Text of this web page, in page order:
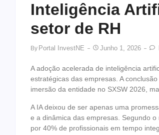
Inteligência
setor de RH
By Portal InvestNE Junho 1, 2026
A adoção acelerada de inteligência
estratégicas das empresas. A
imersão da entidade no SXSW 2026,
A IA deixou de ser apenas uma
e a dinâmica das empresas. Segundo
por 40% de profissionais em tempo